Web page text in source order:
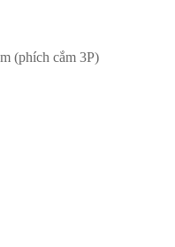
(phích cắm 3P)